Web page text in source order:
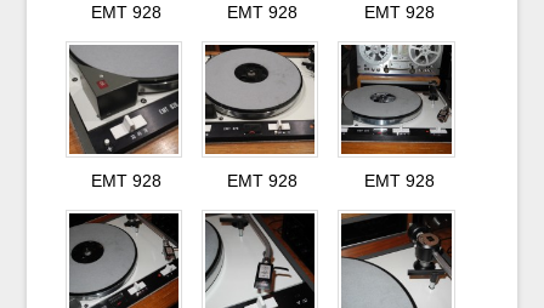
EMT 928 EMT 928 EMT 928
EMT 928 EMT 928 EMT 928